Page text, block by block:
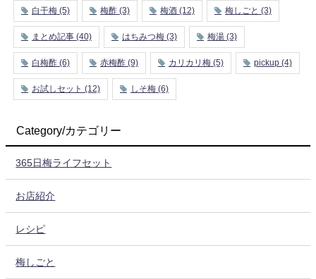
白干梅 (5) 梅酢 (3) 梅酒 (12) 梅しごと (3)
まとめ記事 (40) はちみつ梅 (3) 梅湯 (3)
白梅酢 (6) 赤梅酢 (9) カリカリ梅 (5) pickup (4)
お試しセット (12) しそ梅 (6)
Category/カテゴリー
365日梅ライフセット
お店紹介
レシピ
梅しごと